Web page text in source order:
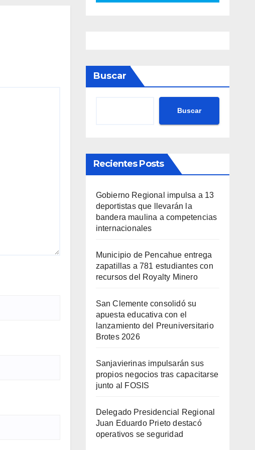
Buscar
Buscar
Recientes Posts
Gobierno Regional impulsa a 13
deportistas que llevarán la
bandera maulina a competencias
internacionales
Municipio de Pencahue entrega
zapatillas a 781 estudiantes con
recursos del Royalty Minero
San Clemente consolidó su
apuesta educativa con el
lanzamiento del Preuniversitario
Brotes 2026
Sanjavierinas impulsarán sus
propios negocios tras capacitarse
junto al FOSIS
Delegado Presidencial Regional
Juan Eduardo Prieto destacó
operativos se seguridad